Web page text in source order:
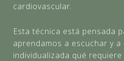
cardiovascular.
Esta técnica está pensada
aprendamos a escuchar y
individualizada qué